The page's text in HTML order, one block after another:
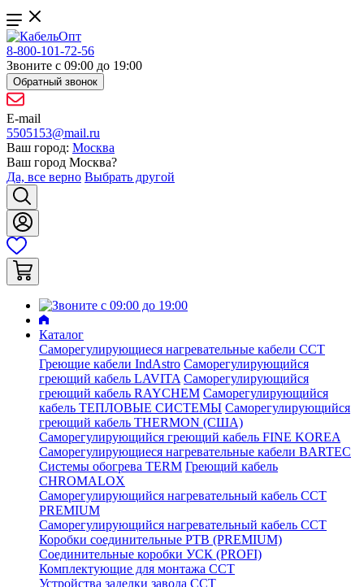
8-800-101-72-56
Звоните с 09:00 до 19:00
Обратный звонок
E-mail
5505153@mail.ru
Ваш город: Москва
Ваш город Москва?
Да, все верно Выбрать другой
Каталог
Саморегулирующиеся нагревательные кабели ССТ
Греющие кабели IndAstro Саморегулирующийся
греющий кабель LAVITA Саморегулирующийся
греющий кабель RAYCHEM Саморегулирующийся
кабель ТЕПЛОВЫЕ СИСТЕМЫ Саморегулирующийся
греющий кабель THERMON (США)
Саморегулирующийся греющий кабель FINE KOREA
Саморегулирующиеся нагревательные кабели BARTEC
Системы обогрева TERM Греющий кабель
CHROMALOX
Саморегулирующийся нагревательный кабель ССТ
PREMIUM
Саморегулирующийся нагревательный кабель ССТ
Коробки соединительные РТВ (PREMIUM)
Соединительные коробки УСК (PROFI)
Комплектующие для монтажа ССТ
Устройства заделки завода ССТ